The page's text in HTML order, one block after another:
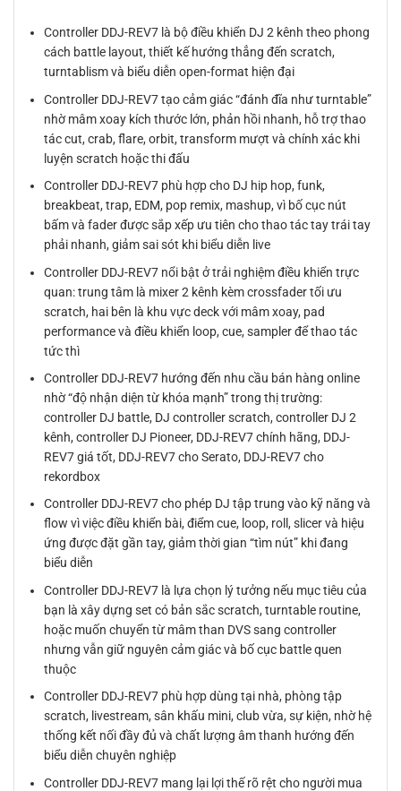
Controller DDJ-REV7 là bộ điều khiển DJ 2 kênh theo phong
cách battle layout, thiết kế hướng thẳng đến scratch,
turntablism và biểu diễn open-format hiện đại
Controller DDJ-REV7 tạo cảm giác “đánh đĩa như turntable”
nhờ mâm xoay kích thước lớn, phản hồi nhanh, hỗ trợ thao
tác cut, crab, flare, orbit, transform mượt và chính xác khi
luyện scratch hoặc thi đấu
Controller DDJ-REV7 phù hợp cho DJ hip hop, funk,
breakbeat, trap, EDM, pop remix, mashup, vì bố cục nút
bấm và fader được sắp xếp ưu tiên cho thao tác tay trái tay
phải nhanh, giảm sai sót khi biểu diễn live
Controller DDJ-REV7 nổi bật ở trải nghiệm điều khiển trực
quan: trung tâm là mixer 2 kênh kèm crossfader tối ưu
scratch, hai bên là khu vực deck với mâm xoay, pad
performance và điều khiển loop, cue, sampler để thao tác
tức thì
Controller DDJ-REV7 hướng đến nhu cầu bán hàng online
nhờ “độ nhận diện từ khóa mạnh” trong thị trường:
controller DJ battle, DJ controller scratch, controller DJ 2
kênh, controller DJ Pioneer, DDJ-REV7 chính hãng, DDJ-
REV7 giá tốt, DDJ-REV7 cho Serato, DDJ-REV7 cho
rekordbox
Controller DDJ-REV7 cho phép DJ tập trung vào kỹ năng và
flow vì việc điều khiển bài, điểm cue, loop, roll, slicer và hiệu
ứng được đặt gần tay, giảm thời gian “tìm nút” khi đang
biểu diễn
Controller DDJ-REV7 là lựa chọn lý tưởng nếu mục tiêu của
bạn là xây dựng set có bản sắc scratch, turntable routine,
hoặc muốn chuyển từ mâm than DVS sang controller
nhưng vẫn giữ nguyên cảm giác và bố cục battle quen
thuộc
Controller DDJ-REV7 phù hợp dùng tại nhà, phòng tập
scratch, livestream, sân khấu mini, club vừa, sự kiện, nhờ hệ
thống kết nối đầy đủ và chất lượng âm thanh hướng đến
biểu diễn chuyên nghiệp
Controller DDJ-REV7 mang lại lợi thế rõ rệt cho người mua